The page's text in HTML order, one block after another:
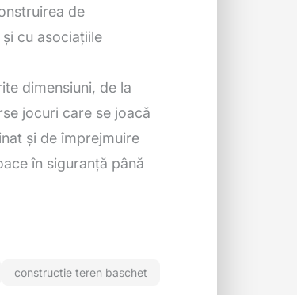
de
cu asociațiile
dimensiuni, de la
jocuri care se joacă
și de împrejmuire
în siguranță până
constructie teren baschet